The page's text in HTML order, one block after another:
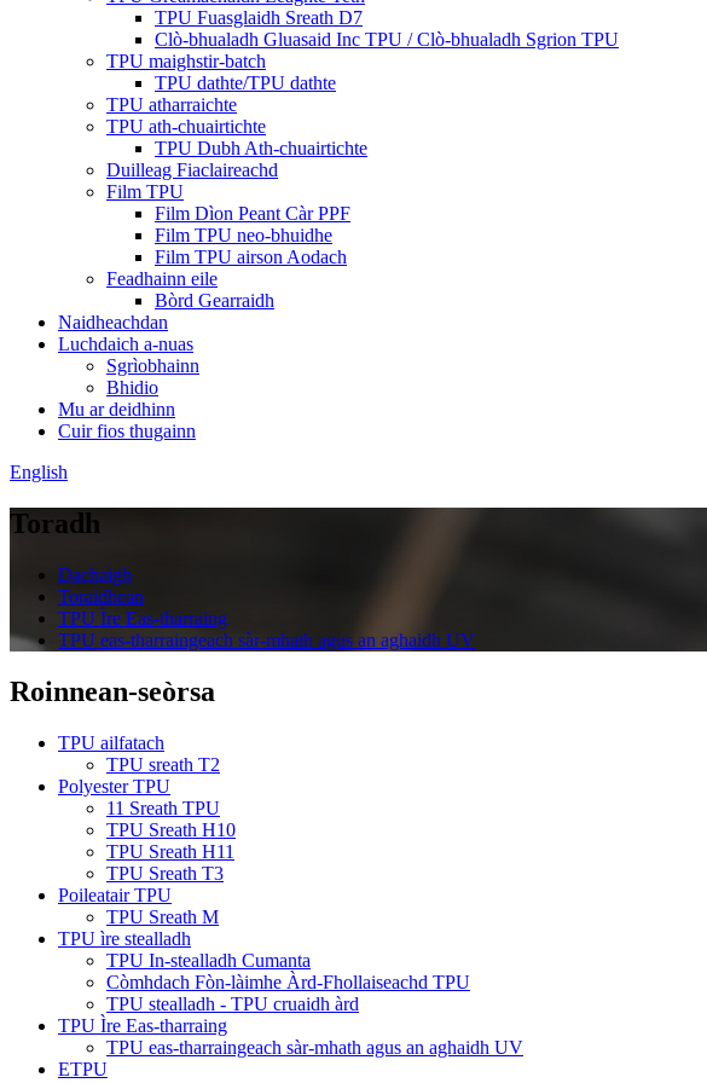
TPU Fuasglaidh Sreath D7
Clò-bhualadh Gluasaid Inc TPU / Clò-bhualadh Sgrion TPU
TPU maighstir-batch
TPU dathte/TPU dathte
TPU atharraichte
TPU ath-chuairtichte
TPU Dubh Ath-chuairtichte
Duilleag Fiaclaireachd
Film TPU
Film Dìon Peant Càr PPF
Film TPU neo-bhuidhe
Film TPU airson Aodach
Feadhainn eile
Bòrd Gearraidh
Naidheachdan
Luchdaich a-nuas
Sgrìobhainn
Bhidio
Mu ar deidhinn
Cuir fios thugainn
English
Toradh
Dachaigh
Toraidhean
TPU Ìre Eas-tharraing
TPU eas-tharraingeach sàr-mhath agus an aghaidh UV
Roinnean-seòrsa
TPU ailfatach
TPU sreath T2
Polyester TPU
11 Sreath TPU
TPU Sreath H10
TPU Sreath H11
TPU Sreath T3
Poileatair TPU
TPU Sreath M
TPU ìre stealladh
TPU In-stealladh Cumanta
Còmhdach Fòn-làimhe Àrd-Fhollaiseachd TPU
TPU stealladh - TPU cruaidh àrd
TPU Ìre Eas-tharraing
TPU eas-tharraingeach sàr-mhath agus an aghaidh UV
ETPU